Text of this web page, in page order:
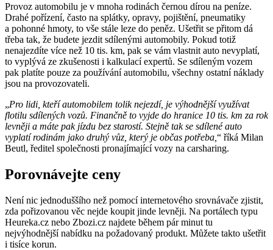
Provoz automobilu je v mnoha rodinách černou dírou na peníze.
Drahé pořízení, často na splátky, opravy, pojištění, pneumatiky
a pohonné hmoty, to vše stále leze do peněz. Ušetřit se přitom dá
třeba tak, že budete jezdit sdílenými automobily. Pokud totiž
nenajezdíte více než 10 tis. km, pak se vám vlastnit auto nevyplatí,
to vyplývá ze zkušenosti i kalkulací expertů. Se sdíleným vozem
pak platíte pouze za používání automobilu, všechny ostatní náklady
jsou na provozovateli.
„Pro lidi, kteří automobilem tolik nejezdí, je výhodnější využívat
flotilu sdílených vozů. Finančně to vyjde do hranice 10 tis. km za rok
levněji a máte pak jízdu bez starostí. Stejně tak se sdílené auto
vyplatí rodinám jako druhý vůz, který je občas potřeba, “ říká Milan
Beutl, ředitel společnosti pronajímající vozy na carsharing.
Porovnávejte ceny
Není nic jednoduššího než pomocí internetového srovnávače zjistit,
zda pořizovanou věc nejde koupit jinde levněji. Na portálech typu
Heureka.cz nebo Zbozi.cz najdete během pár minut tu
nejvýhodnější nabídku na požadovaný produkt. Můžete takto ušetřit
i tisíce korun.